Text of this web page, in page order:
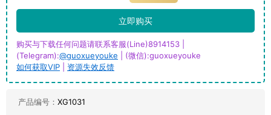
立即购买
购买与下载任何问题请联系客服(Line)8914153 |
(Telegram):@guoxueyouke | (微信):guoxueyouke
如何获取VIP
资源失效反馈
产品编号： XG1031